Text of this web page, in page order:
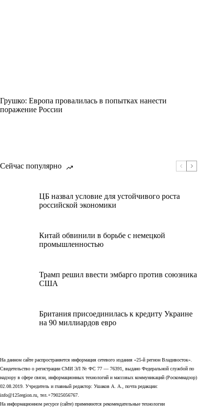
Грушко: Европа провалилась в попытках нанести
поражение России
Сейчас популярно
ЦБ назвал условие для устойчивого роста
российской экономики
Китай обвинили в борьбе с немецкой
промышленностью
Трамп решил ввести эмбарго против союзника
США
Британия присоединилась к кредиту Украине
на 90 миллиардов евро
На данном сайте распространяется информация сетевого издания «25-й регион Владивосток».
Свидетельство о регистрации СМИ ЭЛ № ФС 77 — 76391, выдано Федеральной службой по
надзору в сфере связи, информационных технологий и массовых коммуникаций (Роскомнадзор)
02.08.2019. Учредитель и главный редактор: Ушаков А. А., почта редакции:
info@125region.ru, тел.+79025056767.
На информационном ресурсе (сайте) применяются рекомендательные технологии